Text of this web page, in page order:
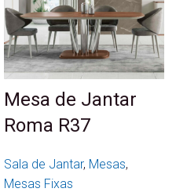
Mesa de Jantar
Roma R37
Sala de Jantar, Mesas,
Mesas Fixas